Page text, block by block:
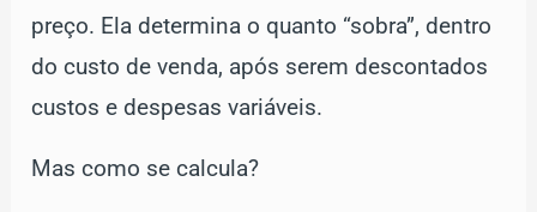
preço. Ela determina o quanto “sobra”, dentro
do custo de venda, após serem descontados
custos e despesas variáveis.
Mas como se calcula?